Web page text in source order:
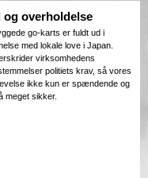
og overholdelse
go-karts er fuldt ud i
med lokale love i Japan.
virksomhedens
politiets krav, så vores
ikke kun er spændende og
meget sikker.